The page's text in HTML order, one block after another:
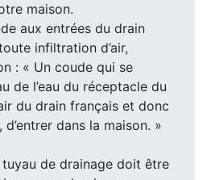
maison.
aux entrées du drain
infiltration d’air,
: « Un coude qui se
de l’eau du réceptacle du
du drain français et donc
dans la maison. »
de drainage doit être